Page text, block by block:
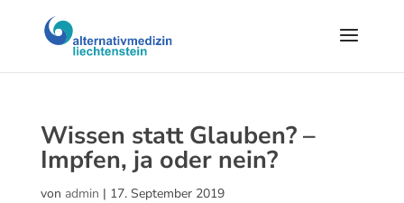
Wissen statt Glauben? –
Impfen, ja oder nein?
von admin | 17. September 2019